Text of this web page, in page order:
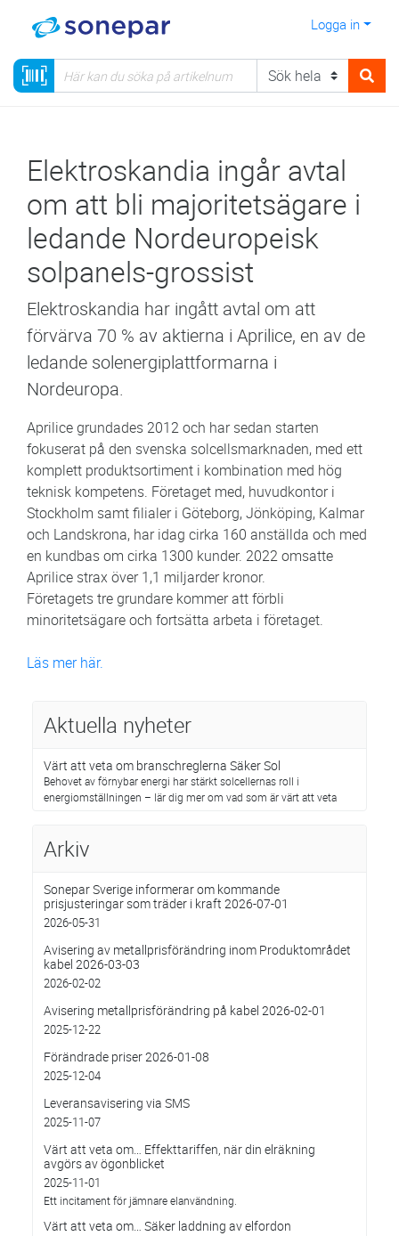
Logga in
Elektroskandia ingår avtal
om att bli majoritetsägare i
ledande Nordeuropeisk
solpanels-grossist
Elektroskandia har ingått avtal om att
förvärva 70 % av aktierna i Aprilice, en av de
ledande solenergiplattformarna i
Nordeuropa.
Aprilice grundades 2012 och har sedan starten
fokuserat på den svenska solcellsmarknaden, med ett
komplett produktsortiment i kombination med hög
teknisk kompetens. Företaget med, huvudkontor i
Stockholm samt filialer i Göteborg, Jönköping, Kalmar
och Landskrona, har idag cirka 160 anställda och med
en kundbas om cirka 1300 kunder. 2022 omsatte
Aprilice strax över 1,1 miljarder kronor.
Företagets tre grundare kommer att förbli
minoritetsägare och fortsätta arbeta i företaget.
Läs mer här.
Aktuella nyheter
Värt att veta om branschreglerna Säker Sol
Behovet av förnybar energi har stärkt solcellernas roll i
energiomställningen – lär dig mer om vad som är värt att veta
Arkiv
Sonepar Sverige informerar om kommande
prisjusteringar som träder i kraft 2026-07-01
2026-05-31
Avisering av metallprisförändring inom Produktområdet
kabel 2026-03-03
2026-02-02
Avisering metallprisförändring på kabel 2026-02-01
2025-12-22
Förändrade priser 2026-01-08
2025-12-04
Leveransavisering via SMS
2025-11-07
Värt att veta om… Effekttariffen, när din elräkning
avgörs av ögonblicket
2025-11-01
Ett incitament för jämnare elanvändning.
Värt att veta om… Säker laddning av elfordon